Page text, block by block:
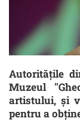
Autorităţile
Muzeul
artistului, şi
pentru a